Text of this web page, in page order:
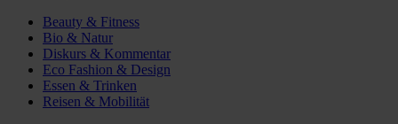
Beauty & Fitness
Bio & Natur
Diskurs & Kommentar
Eco Fashion & Design
Essen & Trinken
Reisen & Mobilität